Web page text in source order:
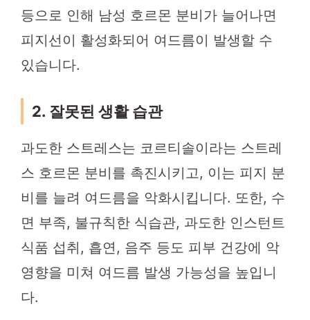
등으로 인해 남성 호르몬 분비가 늘어나면
피지선이 활성화되어 여드름이 발생할 수
있습니다.
2. 잘못된 생활 습관
과도한 스트레스는 코르티솔이라는 스트레
스 호르몬 분비를 촉진시키고, 이는 피지 분
비를 늘려 여드름을 악화시킵니다. 또한, 수
면 부족, 불규칙한 식습관, 과도한 인스턴트
식품 섭취, 흡연, 음주 등도 피부 건강에 악
영향을 미쳐 여드름 발생 가능성을 높입니
다.